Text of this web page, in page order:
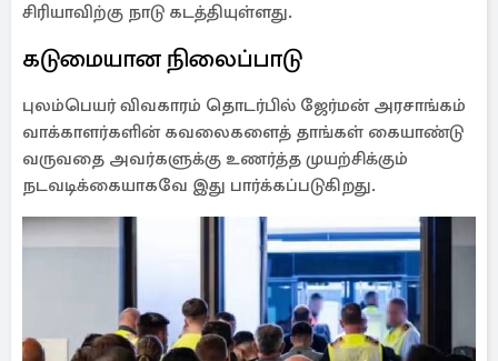
சிரியாவிற்கு நாடு கடத்தியுள்ளது.
கடுமையான நிலைப்பாடு
புலம்பெயர் விவகாரம் தொடர்பில் ஜேர்மன் அரசாங்கம்
வாக்காளர்களின் கவலைகளைத் தாங்கள் கையாண்டு
வருவதை அவர்களுக்கு உணர்த்த முயற்சிக்கும்
நடவடிக்கையாகவே இது பார்க்கப்படுகிறது.